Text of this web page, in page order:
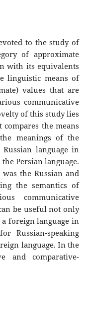
to the study of
of approximate
with its equivalents
linguistic means of
values that are
communicative
of this study lies
the means
meanings of the
language in
Persian language.
the Russian and
the semantics of
communicative
be useful not only
foreign language in
Russian-speaking
language. In the
and comparative-